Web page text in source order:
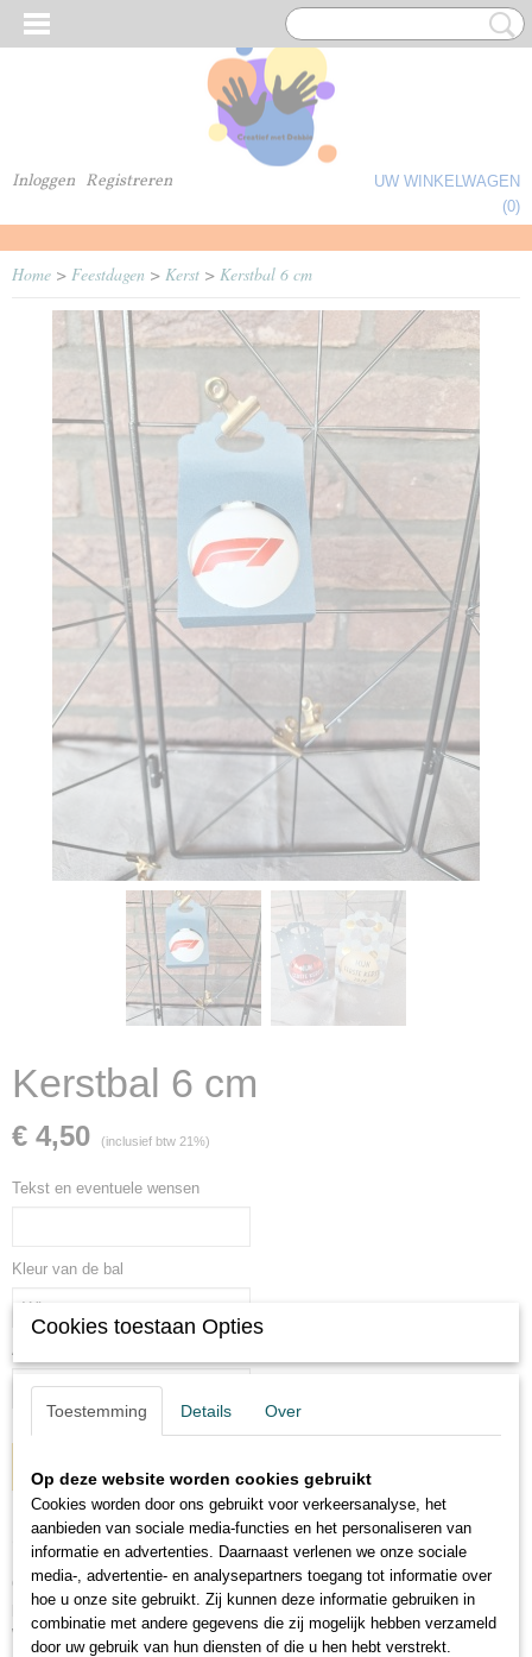
Inloggen Registreren
UW WINKELWAGEN
(0)
Home > Feestdagen > Kerst > Kerstbal 6 cm
Kerstbal 6 cm
€ 4,50 (inclusief btw 21%)
Tekst en eventuele wensen
Kleur van de bal
Aantal
Omschrijving
Of het nu voor een baby, een fan of met een naam is een kerstbal met
persoonlijke opdruk is altijd leuk. En wij maken het mogelijk. Geef je
wensen door en verras iemand met een gepersonaliseerde kerstbal.
Cookies toestaan Opties
Toestemming Details Over
Op deze website worden cookies gebruikt
Cookies worden door ons gebruikt voor verkeersanalyse, het
aanbieden van sociale media-functies en het personaliseren van
informatie en advertenties. Daarnaast verlenen we onze sociale
media-, advertentie- en analysepartners toegang tot informatie over
hoe u onze site gebruikt. Zij kunnen deze informatie gebruiken in
combinatie met andere gegevens die zij mogelijk hebben verzameld
door uw gebruik van hun diensten of die u hen hebt verstrekt.